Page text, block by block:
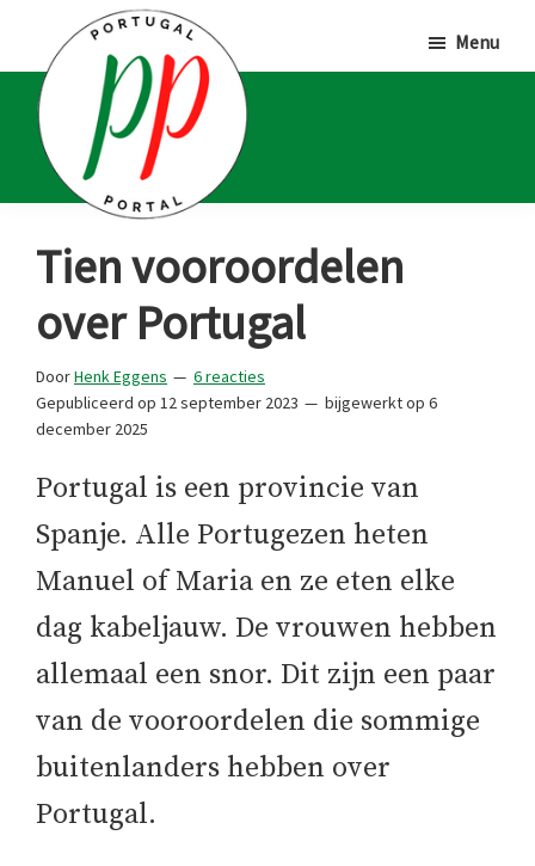
hoofd
inhoud
eerste
sidebar
voettekst
Portal
Voor
Portugalliefhebbers
en
fanaten
Menu
Tien vooroordelen
over Portugal
DoorHenk Eggens
6 reacties
Gepubliceerd op 12 september 2023 bijgewerkt op 6
december 2025
Portugal is een provincie van
Spanje. Alle Portugezen heten
Manuel of Maria en ze eten elke
dag kabeljauw. De vrouwen hebben
allemaal een snor. Dit zijn een paar
van de vooroordelen die sommige
buitenlanders hebben over
Portugal.